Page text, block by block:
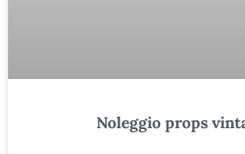
Noleggio props